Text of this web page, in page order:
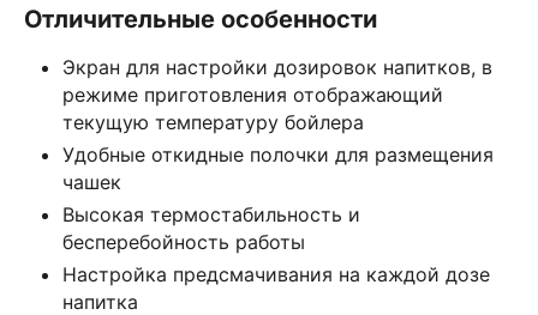
Отличительные особенности
Экран для настройки дозировок напитков, в
режиме приготовления отображающий
текущую температуру бойлера
Удобные откидные полочки для размещения
чашек
Высокая термостабильность и
бесперебойность работы
Настройка предсмачивания на каждой дозе
напитка